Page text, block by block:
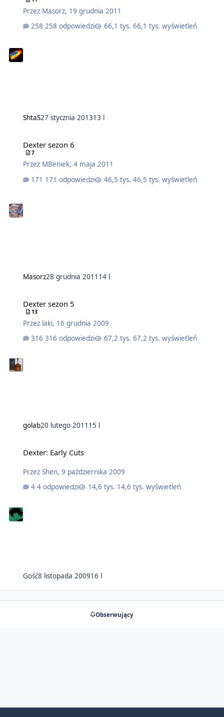
Przez Masorz, 19 grudnia 2011
258 odpowiedzi
66,1 tys. wyświetleń
ShtaS27 stycznia 201313 l
Dexter sezon 6
7
Przez MBeniek, 4 maja 2011
171 odpowiedzi
46,5 tys. wyświetleń
Masorz28 grudnia 2011 14 l
Dexter sezon 5
13
Przez laki, 16 grudnia 2009
316 odpowiedzi
67,2 tys. wyświetleń
golab20 lutego 2011 15 l
Dexter: Early Cuts
Przez Shen, 9 października 2009
4 odpowiedzi
14,6 tys. wyświetleń
Gość8 listopada 200916 l
Obserwujący